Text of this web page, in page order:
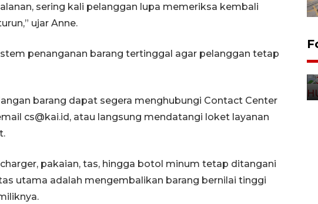
sering kali pelanggan lupa memeriksa kembali
ujar Anne.
penanganan barang tertinggal agar pelanggan tetap
barang dapat segera menghubungi Contact Center
email cs@kai.id, atau langsung mendatangi loket layanan
pakaian, tas, hingga botol minum tetap ditangani
utama adalah mengembalikan barang bernilai tinggi
Aksi bersih sungai di kawasan
padat penduduk